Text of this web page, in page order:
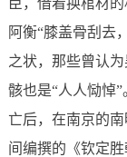
阿衡“膝盖骨刮去
之状，那些曾认
骸也是“人人恸悼
亡后，在南京的
间编撰的《钦定